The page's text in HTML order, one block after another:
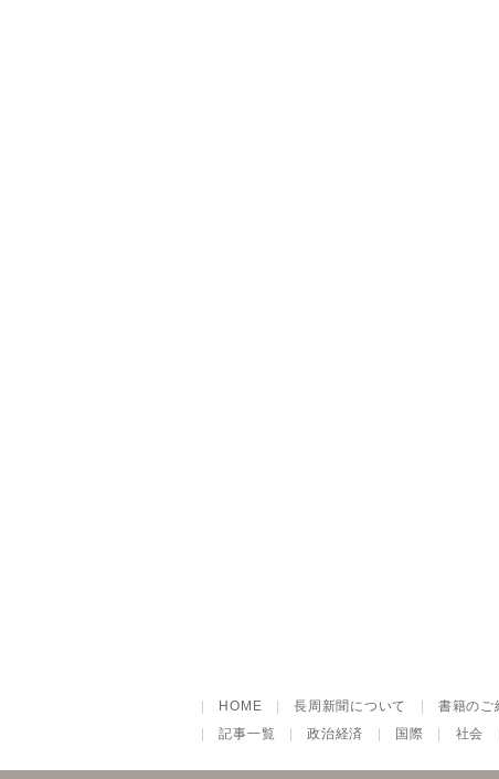
HOME |長周新聞について |書籍のご
|記事一覧 |政治経済 国際 社会